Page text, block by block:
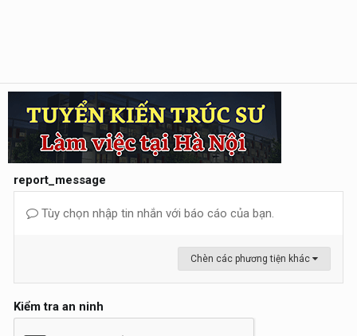
report_message
Tùy chọn nhập tin nhắn với báo cáo của bạn.
Chèn các phương tiện khác
Kiểm tra an ninh